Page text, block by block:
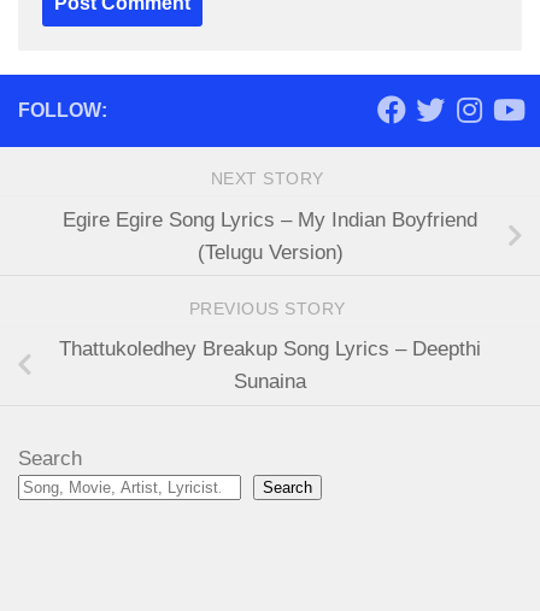
FOLLOW:
NEXT STORY
Egire Egire Song Lyrics – My Indian Boyfriend
(Telugu Version)
PREVIOUS STORY
Thattukoledhey Breakup Song Lyrics – Deepthi
Sunaina
Search
Search